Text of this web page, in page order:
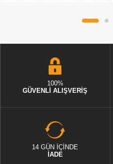
100%
GÜVENLİ ALIŞVERİŞ
14 GÜN İÇİNDE
İADE